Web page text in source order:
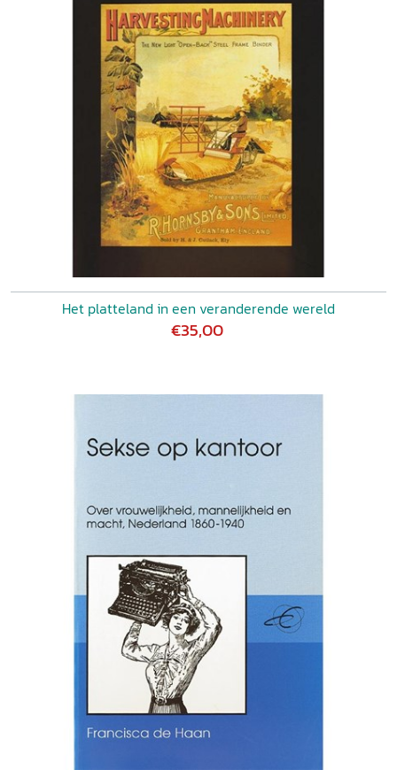
Het platteland in een veranderende wereld
€35,00